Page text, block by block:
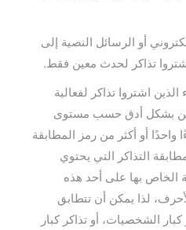
أو الرسائل النصية إلى
تذاكر لحدث معين فقط.
اشتروا تذاكر لفعالية
بشكل أدق حسب مستوى
أو أكثر من رمز المطابقة
التذاكر التي يحتوي
الخاص بها على أحد هذه
لذا يمكن أن تتطابق
الشخصيات، أو تذاكر كبار